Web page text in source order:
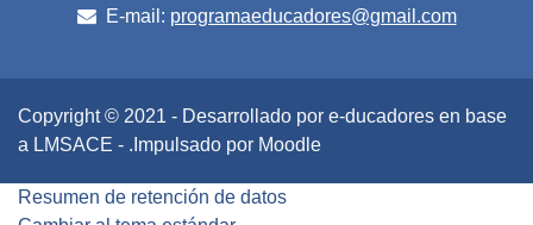
E-mail: programaeducadores@gmail.com
Copyright © 2021 - Desarrollado por e-ducadores en base
a LMSACE - .Impulsado por Moodle
Resumen de retención de datos